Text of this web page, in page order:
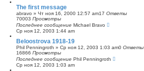
The first message
abravo » Чт ноя 16, 2000 12:57 am17 Ответы
70003 Просмотры
Последнее сообщение Michael Bravo
Ср ноя 12, 2003 1:44 am
Beloostrova 1918-19
Phil Penningroth » Ср ноя 12, 2003 1:03 am0 Ответы
16866 Просмотры
Последнее сообщение Phil Penningroth
Ср ноя 12, 2003 1:03 am